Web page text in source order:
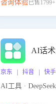
咨询体验已售1799+
AI话
京东 | 抖音 | 快
AI工具 ·